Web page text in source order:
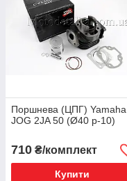
Поршнева (ЦПГ) Yamaha
JOG 2JA 50 (Ø40 p-10)
710 ₴/комплект
Купити